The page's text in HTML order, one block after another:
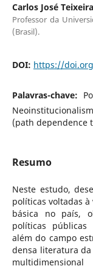
Carlos José
Professor da
(Brasil).
DOI: https://
Palavras-chave:
(path dependence
Resumo
Neste estudo,
políticas voltadas
básica no país,
políticas
além do campo
densa literatura da